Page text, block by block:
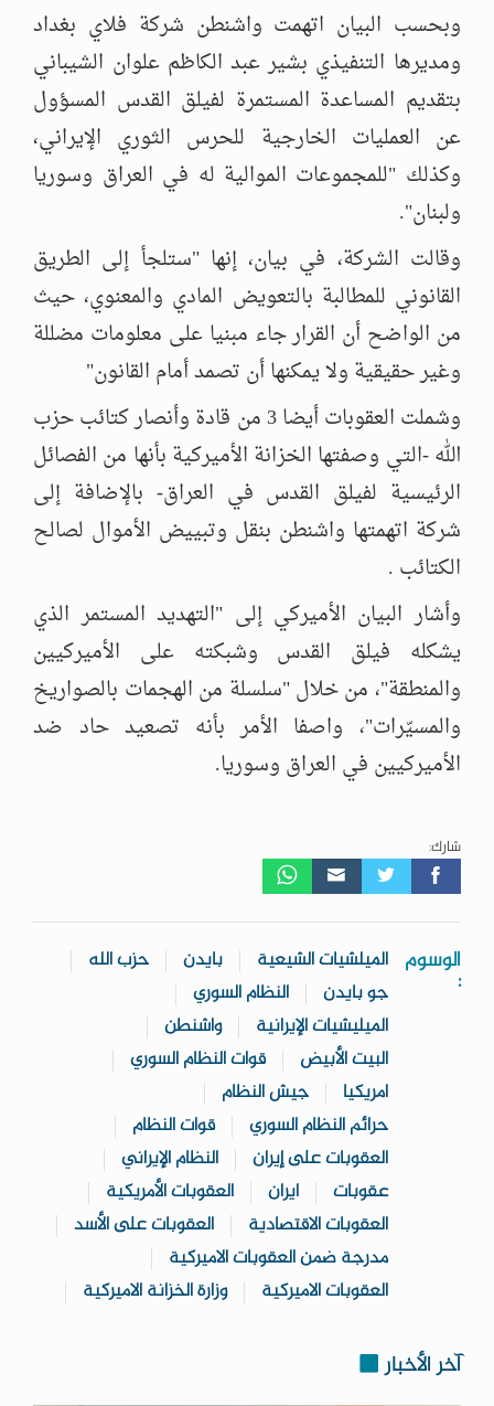
وبحسب البيان اتهمت واشنطن شركة فلاي بغداد
ومديرها التنفيذي بشير عبد الكاظم علوان الشيباني
بتقديم المساعدة المستمرة لفيلق القدس المسؤول
عن العمليات الخارجية للحرس الثوري الإيراني،
وكذلك "للمجموعات الموالية له في العراق وسوريا
ولبنان".
وقالت الشركة، في بيان، إنها "ستلجأ إلى الطريق
القانوني للمطالبة بالتعويض المادي والمعنوي، حيث
من الواضح أن القرار جاء مبنيا على معلومات مضللة
وغير حقيقية ولا يمكنها أن تصمد أمام القانون"
وشملت العقوبات أيضا 3 من قادة وأنصار كتائب حزب
الله -التي وصفتها الخزانة الأميركية بأنها من الفصائل
الرئيسية لفيلق القدس في العراق- بالإضافة إلى
شركة اتهمتها واشنطن بنقل وتبييض الأموال لصالح
الكتائب .
وأشار البيان الأميركي إلى "التهديد المستمر الذي
يشكله فيلق القدس وشبكته على الأميركيين
والمنطقة"، من خلال "سلسلة من الهجمات بالصواريخ
والمسيّرات"، واصفا الأمر بأنه تصعيد حاد ضد
الأميركيين في العراق وسوريا.
شارك:
الوسوم
:
الميلشيات الشيعية بايدن
حزب الله
جو بايدن
النظام السوري
الميليشيات الإيرانية
واشنطن
البيت الأبيض
قوات النظام السوري
امريكيا
جيش النظام
حرائم النظام السوري
قوات النظام
العقوبات على إيران
النظام الإيراني
عقوبات
ايران
العقوبات الأمريكية
العقوبات الاقتصادية
العقوبات على الأسد
مدرجة ضمن العقوبات الاميركية
العقوبات الاميركية
وزارة الخزانة الاميركية
آخر الأخبار